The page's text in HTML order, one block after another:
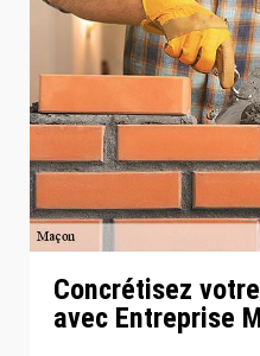
Concrétisez
avec Entreprise